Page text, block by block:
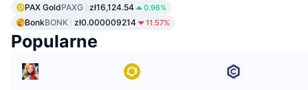
PAX GoldPAXG zł16,124.54 0.96%
BonkBONK zł0.000009214 11.57%
Popularne